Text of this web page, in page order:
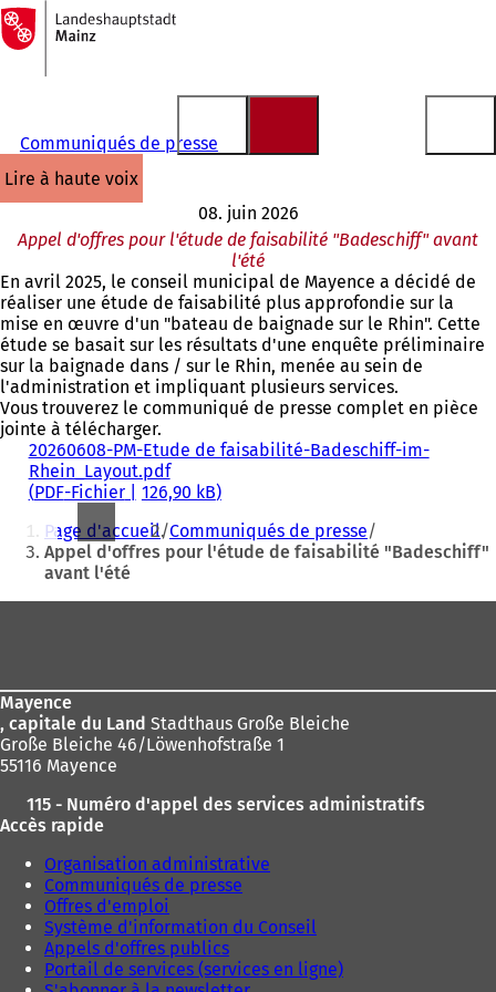
Accéder au contenu
Vers
la
page
d'accueil
Communiqués de presse
lire à haute voix
08. juin 2026
Appel d'offres pour l'étude de faisabilité "Badeschiff" avant
l'été
En avril 2025, le conseil municipal de Mayence a décidé de
réaliser une étude de faisabilité plus approfondie sur la
mise en œuvre d'un "bateau de baignade sur le Rhin". Cette
étude se basait sur les résultats d'une enquête préliminaire
sur la baignade dans / sur le Rhin, menée au sein de
l'administration et impliquant plusieurs services.
Vous trouverez le communiqué de presse complet en pièce
jointe à télécharger.
20260608-PM-Etude de faisabilité-Badeschiff-im-
Rhein_Layout.pdf
PDF-Fichier 126,90 kB
Vous
êtes
:
Page d'accueil Communiqués de presse
Appel d'offres pour l'étude de faisabilité "Badeschiff"
avant l'été
Mayence
, capitale du Land Stadthaus Große Bleiche
Große Bleiche 46/Löwenhofstraße 1
55116 Mayence
115 - Numéro d'appel des services administratifs
Accès rapide
Organisation administrative
Communiqués de presse
Offres d'emploi
Système d'information du Conseil
Appels d'offres publics
Portail de services (services en ligne)